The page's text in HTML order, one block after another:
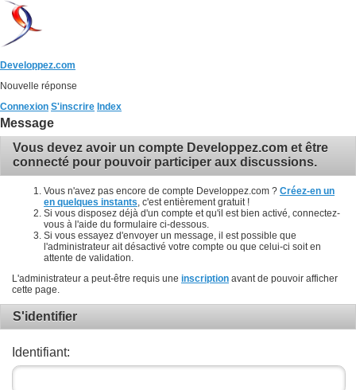
Developpez.com
Nouvelle réponse
Connexion S'inscrire Index
Message
Vous devez avoir un compte Developpez.com et être
connecté pour pouvoir participer aux discussions.
Vous n'avez pas encore de compte Developpez.com ? Créez-en un
en quelques instants , c'est entièrement gratuit !
Si vous disposez déjà d'un compte et qu'il est bien activé, connectez-
vous à l'aide du formulaire ci-dessous.
Si vous essayez d'envoyer un message, il est possible que
l'administrateur ait désactivé votre compte ou que celui-ci soit en
attente de validation.
L'administrateur a peut-être requis une inscription avant de pouvoir afficher
cette page.
S'identifier
Identifiant: